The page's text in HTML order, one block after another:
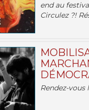
end au
Circulez ?!
Rendez-vous